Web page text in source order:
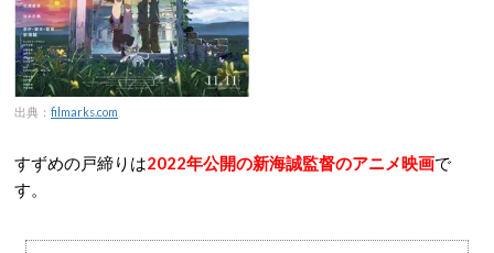
出典： filmarks.com
すずめの戸締りは2022年公開の新海誠監督のアニメ映画で
す。